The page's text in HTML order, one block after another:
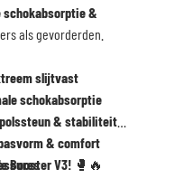
schokabsorptie &
als gevorderden.
slijtvast
schokabsorptie
& stabiliteit
& comfort
Booster V3! 🥊🔥